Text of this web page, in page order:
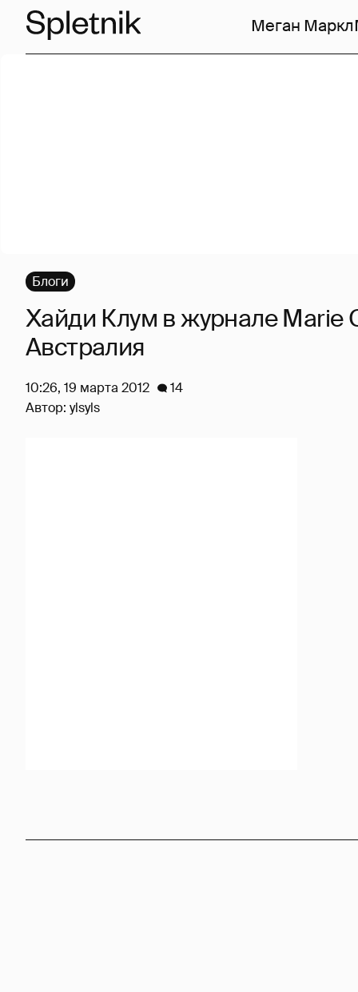
Меган Маркл
Блоги
Хайди Клум в журнале Marie
Австралия
10:26, 19 марта 2012
14
Автор: ylsyls